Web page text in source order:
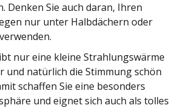
Denken Sie auch daran, Ihren
nur unter Halbdächern oder
nur eine kleine Strahlungswärme
und natürlich die Stimmung schön
schaffen Sie eine besonders
und eignet sich auch als tolles